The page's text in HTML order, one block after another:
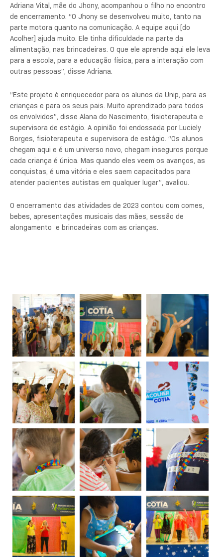
Adriana Vital, mãe do Jhony, acompanhou o filho no encontro
de encerramento. “O Jhony se desenvolveu muito, tanto na
parte motora quanto na comunicação. A equipe aqui [do
Acolher] ajuda muito. Ele tinha dificuldade na parte da
alimentação, nas brincadeiras. O que ele aprende aqui ele leva
para a escola, para a educação física, para a interação com
outras pessoas”, disse Adriana.
“Este projeto é enriquecedor para os alunos da Unip, para as
crianças e para os seus pais. Muito aprendizado para todos
os envolvidos”, disse Alana do Nascimento, fisioterapeuta e
supervisora de estágio. A opinião foi endossada por Luciely
Borges, fisioterapeuta e supervisora de estágio. “Os alunos
chegam aqui e é um universo novo, chegam inseguros porque
cada criança é única. Mas quando eles veem os avanços, as
conquistas, é uma vitória e eles saem capacitados para
atender pacientes autistas em qualquer lugar”, avaliou.
O encerramento das atividades de 2023 contou com comes,
bebes, apresentações musicais das mães, sessão de
alongamento e brincadeiras com as crianças.